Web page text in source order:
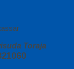
Toraja